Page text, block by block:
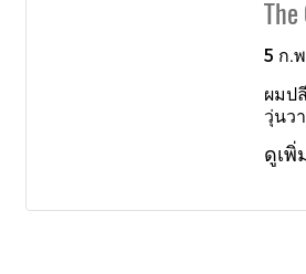
เสีย
สำร
ชั่วโ
หนัง
ด้วย
ชมพู
อันดั
แปล
การ
สันถ
ล่าสุ
5 ก.
ผมป
วุ่นว
ไปด้
ดูเพิ่